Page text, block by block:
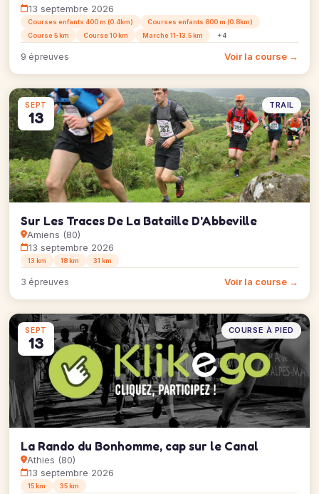
13 septembre 2026
Courses enfants 400 m (0.4km)
Courses enfants 800 m (0.8km)
Course 5 km
Course 10 km Marche 11-13.5 km +4
9 épreuves Voir la course →
SEPT
13
TRAIL
Sur Les Traces De La Bataille D'Abbeville
Amiens (80)
13 septembre 2026
13 km 18 km 31 km
3 épreuves Voir la course →
SEPT
13
COURSE À PIED
La Rando du Bonhomme, cap sur le Canal
Athies (80)
13 septembre 2026
15 km 35 km